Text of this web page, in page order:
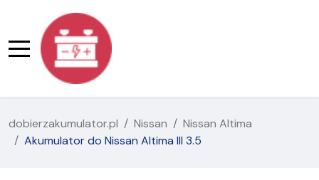
dobierzakumulator.pl Nissan
Nissan Altima
Akumulator do Nissan Altima III 3.5